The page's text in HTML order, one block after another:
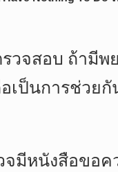
วจสอบ ถ้ามี
ป็นการช่วย
มีหนังสือขอ